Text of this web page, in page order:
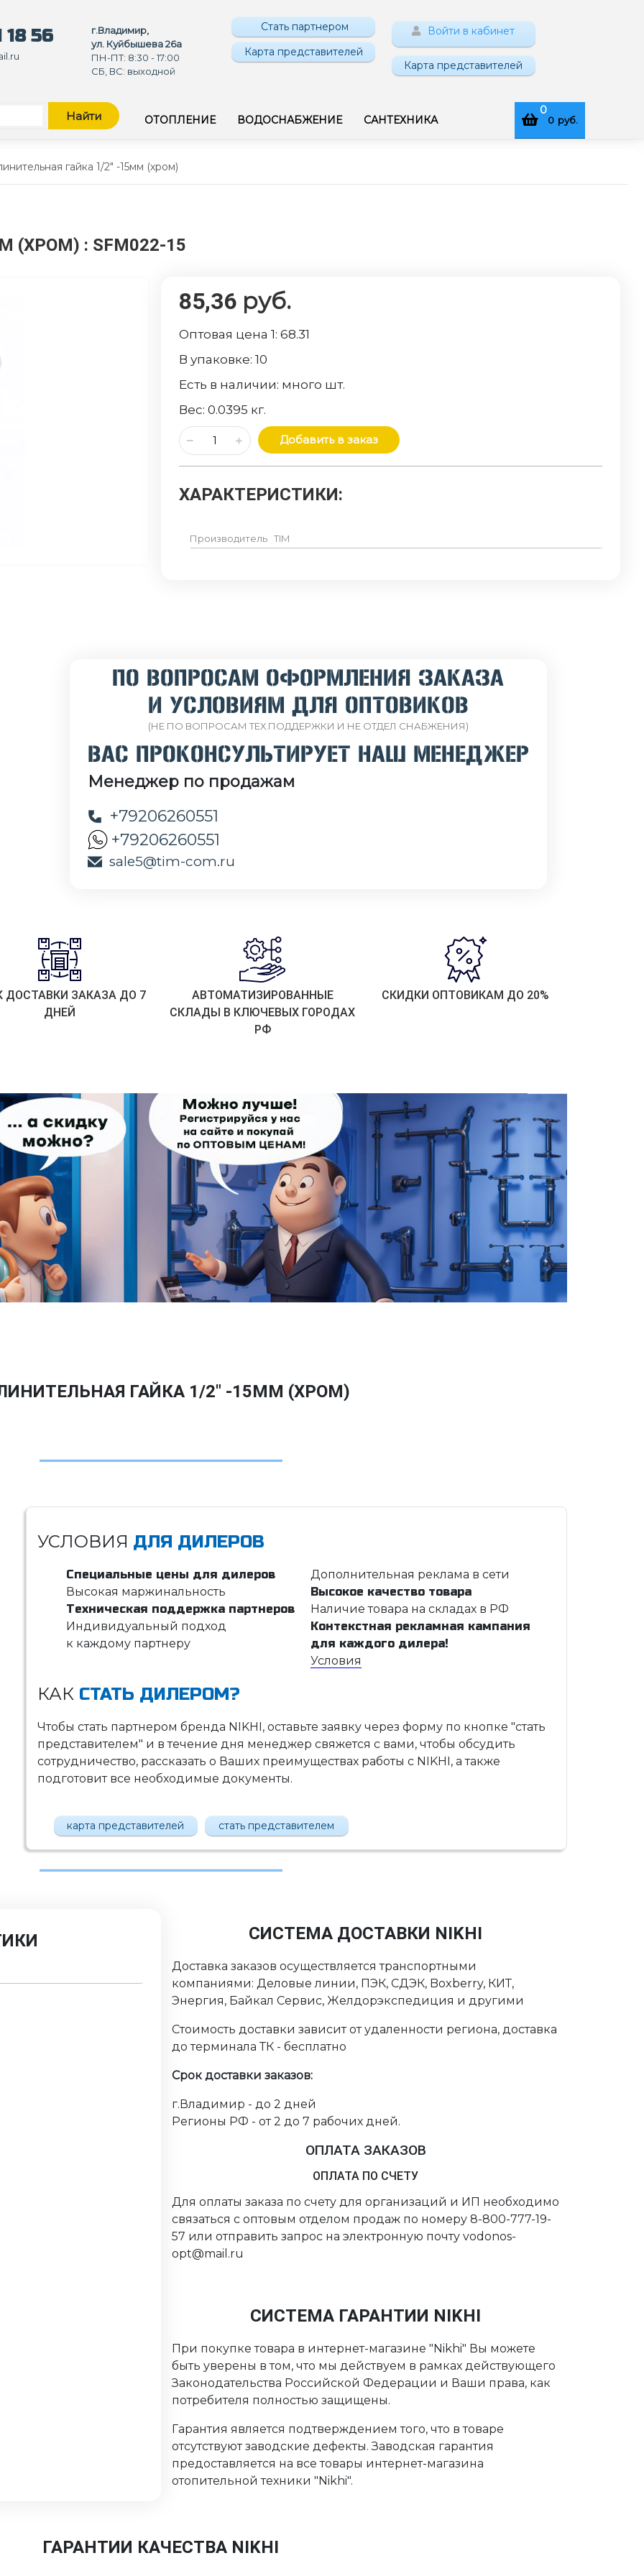
18 56
г.Владимир,
ул. Куйбышева 26а
ПН-ПТ: 8:30 - 17:00
СБ, ВС: выходной
Стать партнером
Карта представителей
Войти в кабинет
Карта представителей
Найти ОТОПЛЕНИЕ ВОДОСНАБЖЕНИЕ САНТЕХНИКА
0
0 руб.
гайка 1/2" -15мм (хром)
(ХРОМ) : SFM022-15
85,36 руб.
Оптовая цена 1: 68.31
В упаковке: 10
Есть в наличии: много шт.
Вес: 0.0395 кг.
Добавить в заказ
ХАРАКТЕРИСТИКИ:
Производитель TIM
ПО ВОПРОСАМ ОФОРМЛЕНИЯ ЗАКАЗА
И УСЛОВИЯМ ДЛЯ ОПТОВИКОВ
(НЕ ПО ВОПРОСАМ ТЕХ.ПОДДЕРЖКИ И НЕ ОТДЕЛ СНАБЖЕНИЯ)
ВАС ПРОКОНСУЛЬТИРУЕТ НАШ МЕНЕДЖЕР
Менеджер по продажам
+79206260551
+79206260551
sale5@tim-com.ru
ДОСТАВКИ ЗАКАЗА ДО 7
ДНЕЙ
АВТОМАТИЗИРОВАННЫЕ
СКЛАДЫ В КЛЮЧЕВЫХ ГОРОДАХ
РФ
СКИДКИ ОПТОВИКАМ ДО 20%
ГАЙКА 1/2" -15ММ (ХРОМ)
УСЛОВИЯ ДЛЯ ДИЛЕРОВ
Специальные цены для дилеров
Дополнительная реклама в сети
Высокая маржинальность
Высокое качество товара
Техническая поддержка партнеров
Наличие товара на складах в РФ
Индивидуальный подход
к каждому партнеру
Контекстная рекламная кампания
для каждого дилера!
Условия
КАКСТАТЬ ДИЛЕРОМ?
Чтобы стать партнером бренда NIKHI, оставьте заявку через форму по кнопке "стать
представителем" и в течение дня менеджер свяжется с вами, чтобы обсудить
сотрудничество, рассказать о Ваших преимуществах работы с NIKHI, а также
подготовит все необходимые документы.
карта представителей стать представителем
СИСТЕМА ДОСТАВКИ NIKHI
Доставка заказов осуществляется транспортными
компаниями: Деловые линии, ПЭК, СДЭК, Boxberry, КИТ,
Энергия, Байкал Сервис, Желдорэкспедиция и другими
Стоимость доставки зависит от удаленности региона, доставка
до терминала ТК - бесплатно
Срок доставки заказов:
г.Владимир - до 2 дней
Регионы РФ - от 2 до 7 рабочих дней.
ОПЛАТА ЗАКАЗОВ
ОПЛАТА ПО СЧЕТУ
Для оплаты заказа по счету для организаций и ИП необходимо
связаться с оптовым отделом продаж по номеру 8-800-777-19-
57 или отправить запрос на электронную почту vodonos-
opt@mail.ru
СИСТЕМА ГАРАНТИИ NIKHI
При покупке товара в интернет-магазине "Nikhi" Вы можете
быть уверены в том, что мы действуем в рамках действующего
Законодательства Российской Федерации и Ваши права, как
потребителя полностью защищены.
Гарантия является подтверждением того, что в товаре
отсутствуют заводские дефекты. Заводская гарантия
предоставляется на все товары интернет-магазина
отопительной техники "Nikhi".
ГАРАНТИИ КАЧЕСТВА NIKHI